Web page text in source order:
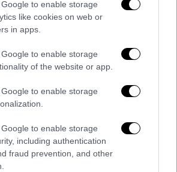
to enable storage
like cookies on web or
in apps.
to enable storage
of the website or app.
to enable storage
to enable storage
including authentication
fraud prevention, and other
που δεν έχουν ιδιαίτερη
εξαιρετικές
προοπτικές.